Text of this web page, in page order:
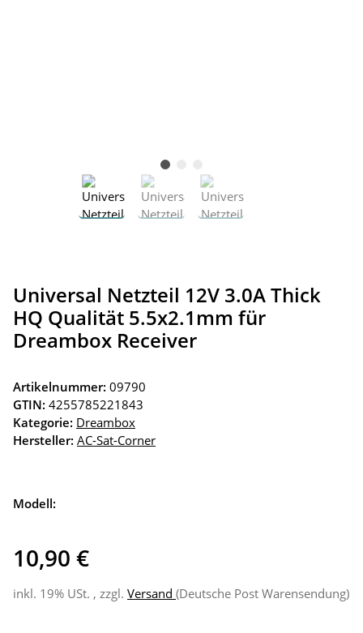
Universal Netzteil 12V 3.0A Thick
HQ Qualität 5.5x2.1mm für
Dreambox Receiver
Artikelnummer: 09790
GTIN: 4255785221843
Kategorie: Dreambox
Hersteller: AC-Sat-Corner
Modell:
10,90 €
inkl. 19% USt. , zzgl. Versand (Deutsche Post Warensendung)